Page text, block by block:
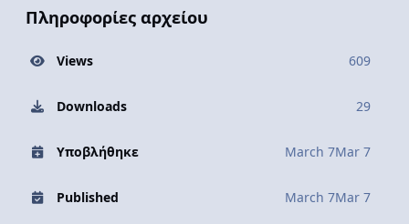
Πληροφορίες αρχείου
Views 609
Downloads 29
Υποβλήθηκε March 7Mar 7
Published March 7Mar 7